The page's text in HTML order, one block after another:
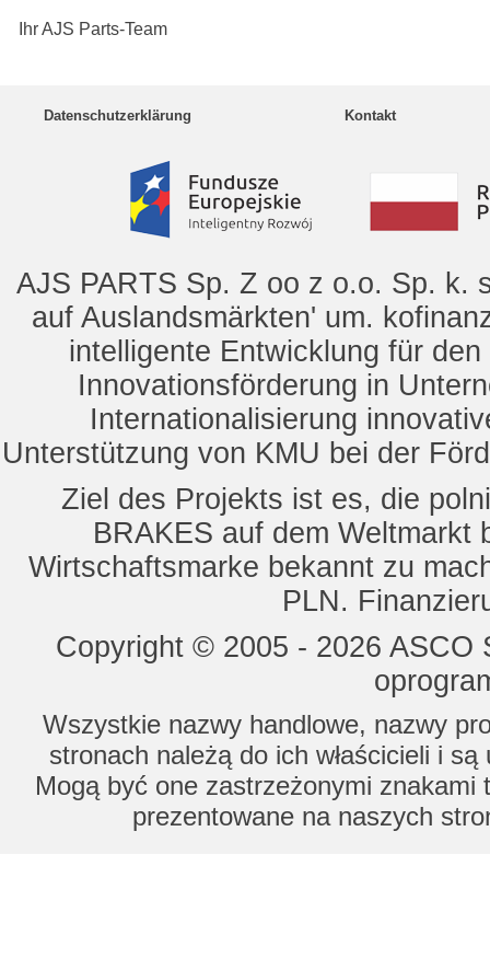
Ihr AJS Parts-Team
Datenschutzerklärung Kontakt
AJS PARTS Sp. Z oo z o.o. Sp. k.
auf Auslandsmärkten' um.
intelligente Entwicklung für
Innovationsförderung in
Internationalisierung
Unterstützung von KMU bei der
Ziel des Projekts ist es, die
BRAKES auf dem Weltmarkt
Wirtschaftsmarke bekannt zu
PLN.
Copyright © 2005 - 2026
Wszystkie nazwy handlowe, nazwy
stronach należą do ich właścicieli i
Mogą być one zastrzeżonymi znakami
prezentowane na naszych